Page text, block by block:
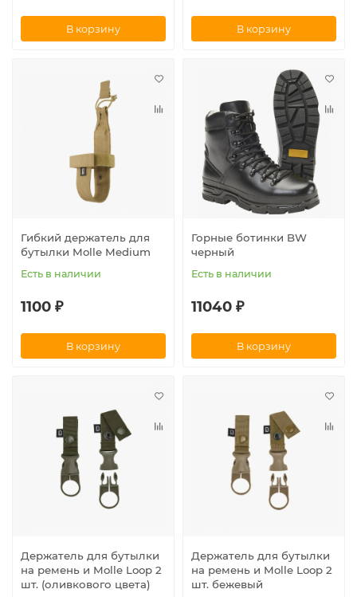
В корзину В корзину
Гибкий держатель для
бутылки Molle Medium
Есть в наличии
1100 ₽
В корзину
Горные ботинки BW
черный
Есть в наличии
11040 ₽
В корзину
Держатель для бутылки
на ремень и Molle Loop 2
шт. (оливкового цвета)
Держатель для бутылки
на ремень и Molle Loop 2
шт. бежевый